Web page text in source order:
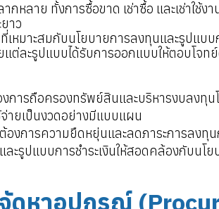
หลาย ทั้งการซื้อขาด เช่าซื้อ และเช่าใช้
าว
หมาะสมกับนโยบายการลงทุนและรูปแบบ
ยแต่ละรูปแบบได้รับการออกแบบให้ตอบโ
การถือครองทรัพย์สินและบริหารงบลงทุน
จ่ายเป็นงวดอย่างมีแบบแผน
ต้องการความยืดหยุ่นและลดภาระการลงทุ
ะรูปแบบการชำระเงินให้สอดคล้องกับนโ
ดหาอุปกรณ์